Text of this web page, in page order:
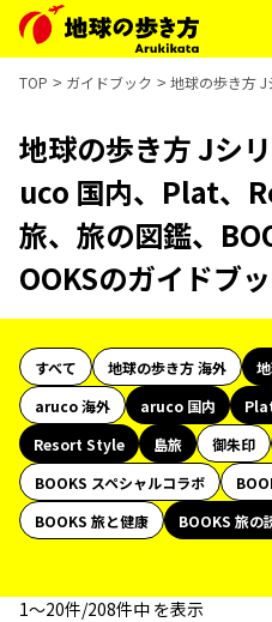
TOP ガイドブック 地球の歩き方
地球の歩き方 Jシ
uco 国内、Plat、
旅、旅の図鑑、
OOKSのガイドブ
すべて 地球の歩き方 海外
aruco 海外
aruco 国内
Resort Style
島旅 御朱印
BOOKS スペシャルコラボ
BOOKS 旅と健康
BOOKS 旅の
1〜20件/208件中 を表示